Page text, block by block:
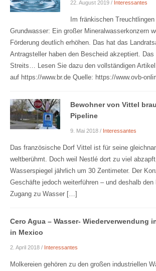
22. August 2019 / Interessantes
Im fränkischen
Grundwasser: Ein großer Mineralwasserkonzern
Förderung deutlich erhöhen. Das hat das
Antragsteller haben den Bescheid akzeptiert.
Streits… Lesen Sie dazu den vollständigen Artikel
auf https://www.br.de Quelle: https://www.ovb-
Bewohner von Vittel
Pipeline
9. Mai 2018 / Interessantes
Das französische Dorf Vittel ist für seine
weltberühmt. Doch weil Nestlé dort zu viel
Wasserspiegel jährlich um 30 Zentimeter. Der
Geschäfte jedoch weiterführen – und deshalb den
Zugang zu Wasser […]
Cero Agua – Wasser- Wiederverwendung
in Mexico
2. April 2018 / Interessantes
Molkereien gehören zu den großen industriellen